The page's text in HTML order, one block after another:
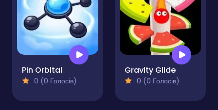
Pin Orbital
0 (0 Голосів)
Gravity Glide
0 (0 Голосів)